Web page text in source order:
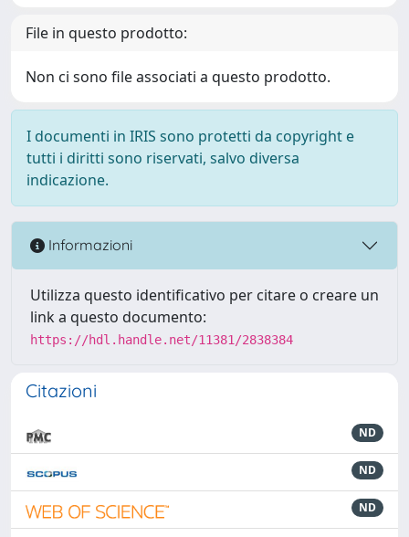
File in questo prodotto:
Non ci sono file associati a questo prodotto.
I documenti in IRIS sono protetti da copyright e
tutti i diritti sono riservati, salvo diversa
indicazione.
Informazioni
Utilizza questo identificativo per citare o creare un
link a questo documento:
https://hdl.handle.net/11381/2838384
Citazioni
ND
ND
ND